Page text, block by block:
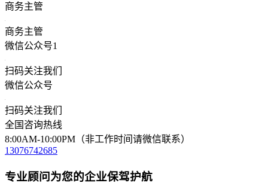
商务主管
商务主管
微信公众号1
扫码关注我们
微信公众号
扫码关注我们
全国咨询热线
8:00AM-10:00PM（非工作时间请微信联系）
13076742685
专业顾问为您的企业保驾护航